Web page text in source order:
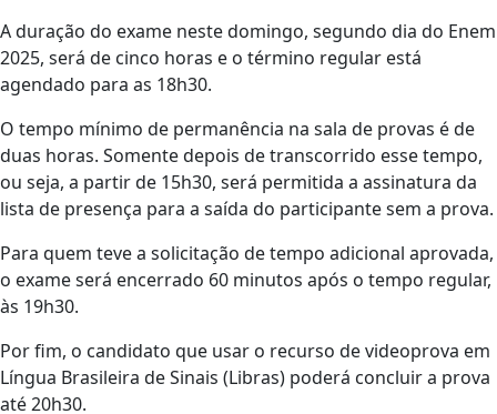
A duração do exame neste domingo, segundo dia do Enem
2025, será de cinco horas e o término regular está
agendado para as 18h30.
O tempo mínimo de permanência na sala de provas é de
duas horas. Somente depois de transcorrido esse tempo,
ou seja, a partir de 15h30, será permitida a assinatura da
lista de presença para a saída do participante sem a prova.
Para quem teve a solicitação de tempo adicional aprovada,
o exame será encerrado 60 minutos após o tempo regular,
às 19h30.
Por fim, o candidato que usar o recurso de videoprova em
Língua Brasileira de Sinais (Libras) poderá concluir a prova
até 20h30.